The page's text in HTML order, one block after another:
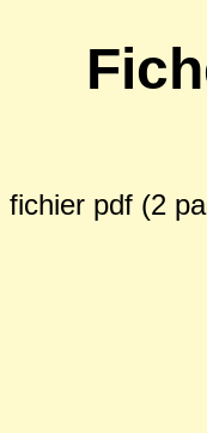
fichier pdf (2